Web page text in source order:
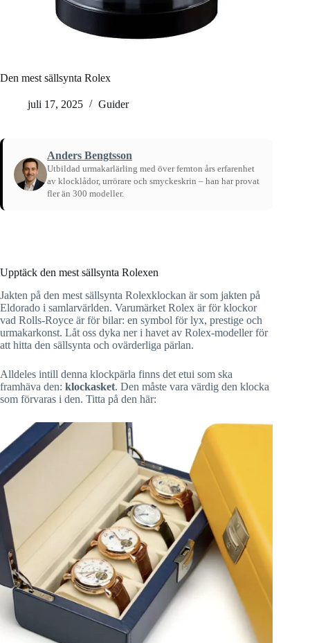
Den mest sällsynta Rolex
juli 17, 2025 Guider
Anders Bengtsson
Utbildad urmakarlärling med över femton års erfarenhet
av klocklådor, urrörare och smyckeskrin – han har provat
fler än 300 modeller.
Upptäck den mest sällsynta Rolexen
Jakten på den mest sällsynta Rolexklockan är som jakten på
Eldorado i samlarvärlden. Varumärket Rolex är för klockor
vad Rolls-Royce är för bilar: en symbol för lyx, prestige och
urmakarkonst. Låt oss dyka ner i havet av Rolex-modeller för
att hitta den sällsynta och ovärderliga pärlan.
Alldeles intill denna klockpärla finns det etui som ska
framhäva den: klockasket. Den måste vara värdig den klocka
som förvaras i den. Titta på den här: